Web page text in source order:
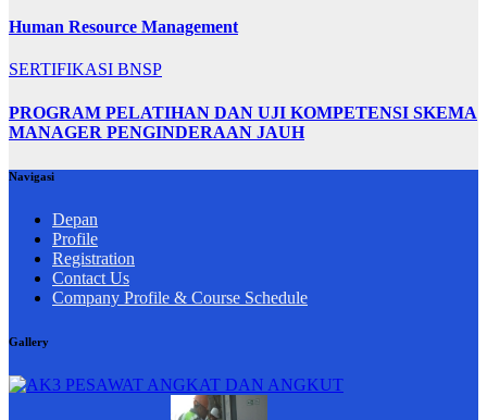
Human Resource Management
SERTIFIKASI BNSP
PROGRAM PELATIHAN DAN UJI KOMPETENSI SKEMA
MANAGER PENGINDERAAN JAUH
Navigasi
Depan
Profile
Registration
Contact Us
Company Profile & Course Schedule
Gallery